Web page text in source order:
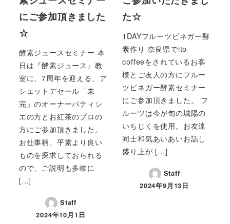
にご参加頂きました
☆
酵素ジュースセミナー 本
日は『酵素ジュース』教
室に、7周年を迎える、ア
シェットデセール「未
完」のオーナーパティシ
エの方とお紅茶のプロの
方にご参加頂きました。
お仕事柄、平素より良い
ものを探求しておられる
ので、ご説明も多岐に
[…]
Staff
2024年10月1日
た☆
1DAYフルーツビネガー酵
素作り 奈良県でito
coffeeをされているお客
様とご友人の方にフルー
ツビネガー酵素セミナー
にご参加頂きました。 フ
ルーツは今が旬の城陽の
いちじくを使用。お友達
同士和気あいあいお話し
盛り上が […]
Staff
2024年9月13日